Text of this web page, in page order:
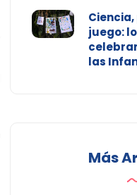
juego:
las
Más